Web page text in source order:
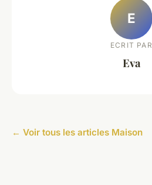
E
ECRIT PAR
Eva
← Voir tous les articles Maison